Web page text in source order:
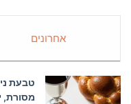
אחרונים
טבעת
מסורת,